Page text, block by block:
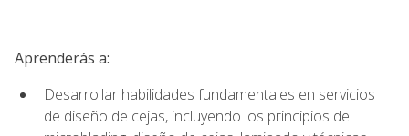
Aprenderás a:
Desarrollar habilidades fundamentales en servicios
de diseño de cejas, incluyendo los principios del